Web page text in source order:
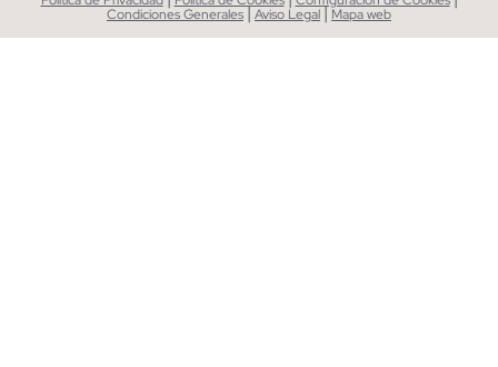
Condiciones Generales|Aviso Legal| Mapa web